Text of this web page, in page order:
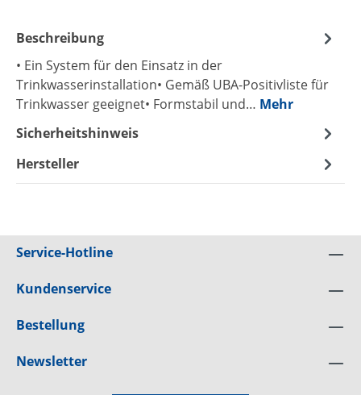
Beschreibung
• Ein System für den Einsatz in der
Trinkwasserinstallation• Gemäß UBA-Positivliste für
Trinkwasser geeignet• Formstabil und… Mehr
Sicherheitshinweis
Hersteller
Service-Hotline
Kundenservice
Bestellung
Newsletter